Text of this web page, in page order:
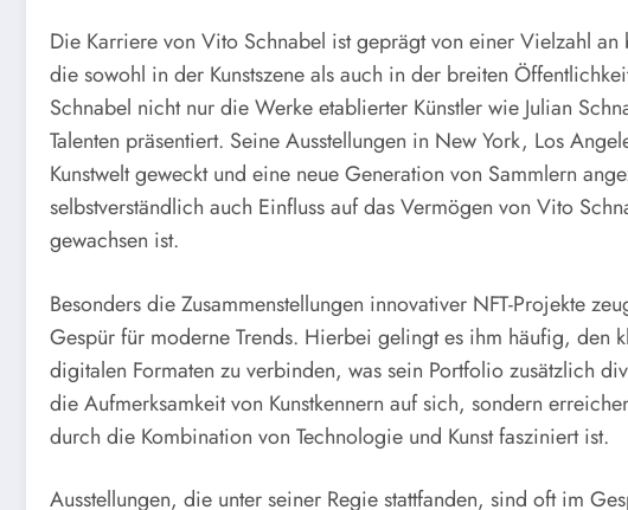
Die Karriere von Vito Schnabel ist geprägt von einer Vielzahl an
die sowohl in der Kunstszene als auch in der breiten
Schnabel nicht nur die Werke etablierter Künstler wie Julian
Talenten präsentiert. Seine Ausstellungen in New York, Los
Kunstwelt geweckt und eine neue Generation von Sammlern
selbstverständlich auch Einfluss auf das Vermögen von Vito
gewachsen ist.
Besonders die Zusammenstellungen innovativer NFT-Projekte
Gespür für moderne Trends. Hierbei gelingt es ihm häufig, den
digitalen Formaten zu verbinden, was sein Portfolio zusätzlich
die Aufmerksamkeit von Kunstkennern auf sich, sondern
durch die Kombination von Technologie und Kunst fasziniert ist.
Ausstellungen, die unter seiner Regie stattfanden, sind oft im